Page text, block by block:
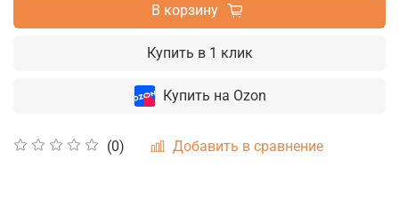
(0) Добавить в сравнение
В корзину
Купить в 1 клик
Купить на Ozon